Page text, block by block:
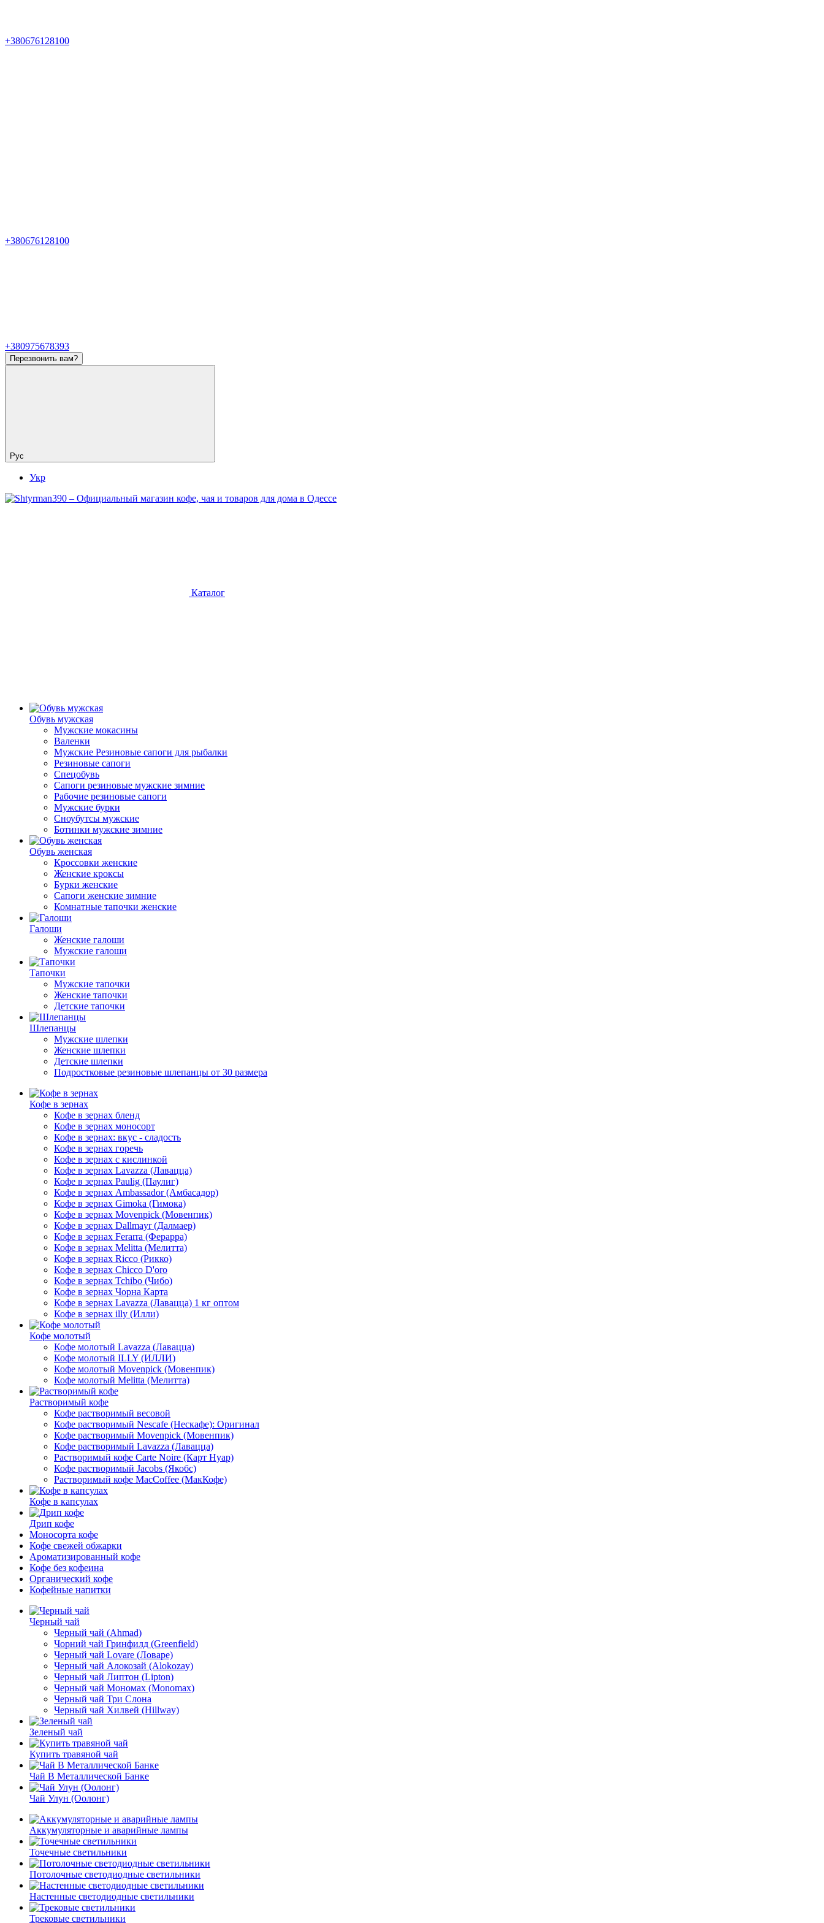
+380676128100
+380676128100
+380975678393
Перезвонить вам?
Рус
Укр
Каталог
Обувь мужская
Мужские мокасины
Валенки
Мужские Резиновые сапоги для рыбалки
Резиновые сапоги
Спецобувь
Сапоги резиновые мужские зимние
Рабочие резиновые сапоги
Мужские бурки
Сноубутсы мужские
Ботинки мужские зимние
Обувь женская
Кроссовки женские
Женские кроксы
Бурки женские
Сапоги женские зимние
Комнатные тапочки женские
Галоши
Женские галоши
Мужские галоши
Тапочки
Мужские тапочки
Женские тапочки
Детские тапочки
Шлепанцы
Мужские шлепки
Женские шлепки
Детские шлепки
Подростковые резиновые шлепанцы от 30 размера
Кофе в зернах
Кофе в зернах бленд
Кофе в зернах моносорт
Кофе в зернах: вкус - сладость
Кофе в зернах горечь
Кофе в зернах с кислинкой
Кофе в зернах Lavazza (Лавацца)
Кофе в зернах Paulig (Паулиг)
Кофе в зернах Ambassador (Амбасадор)
Кофе в зернах Gimoka (Гимока)
Кофе в зернах Movenpick (Мовенпик)
Кофе в зернах Dallmayr (Далмаер)
Кофе в зернах Ferarra (Ферарра)
Кофе в зернах Melitta (Мелитта)
Кофе в зернах Ricco (Рикко)
Кофе в зернах Chicco D'oro
Кофе в зернах Tchibo (Чибо)
Кофе в зернах Чорна Карта
Кофе в зернах Lavazza (Лавацца) 1 кг оптом
Кофе в зернах illy (Илли)
Кофе молотый
Кофе молотый Lavazza (Лавацца)
Кофе молотый ILLY (ИЛЛИ)
Кофе молотый Movenpick (Мовенпик)
Кофе молотый Melitta (Мелитта)
Растворимый кофе
Кофе растворимый весовой
Кофе растворимый Nescafe (Нескафе): Оригинал
Кофе растворимый Movenpick (Мовенпик)
Кофе растворимый Lavazza (Лавацца)
Растворимый кофе Carte Noire (Карт Нуар)
Кофе растворимый Jacobs (Якобс)
Растворимый кофе MacCoffee (МакКофе)
Кофе в капсулах
Дрип кофе
Моносорта кофе
Кофе свежей обжарки
Ароматизированный кофе
Кофе без кофеина
Органический кофе
Кофейные напитки
Черный чай
Черный чай (Ahmad)
Чорний чай Гринфилд (Greenfield)
Черный чай Lovare (Ловаре)
Черный чай Алокозай (Alokozay)
Черный чай Липтон (Lipton)
Черный чай Мономах (Monomax)
Черный чай Три Слона
Черный чай Хилвей (Hillway)
Зеленый чай
Купить травяной чай
Чай В Металлической Банке
Чай Улун (Оолонг)
Аккумуляторные и аварийные лампы
Точечные светильники
Потолочные светодиодные светильники
Настенные светодиодные светильники
Трековые светильники